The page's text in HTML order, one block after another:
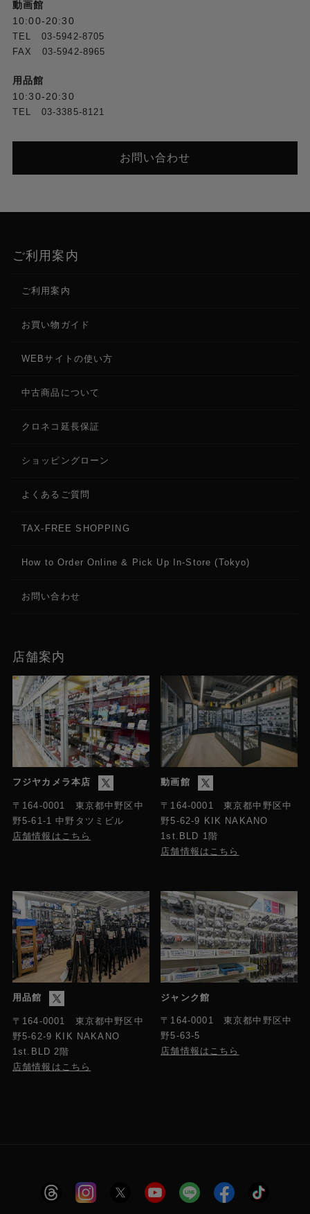
動画館
10:00-20:30
TEL 03-5942-8705
FAX 03-5942-8965
用品館
10:30-20:30
TEL 03-3385-8121
お問い合わせ
ご利用案内
ご利用案内
お買い物ガイド
WEBサイトの使い方
中古商品について
クロネコ延長保証
ショッピングローン
よくあるご質問
TAX-FREE SHOPPING
How to Order Online & Pick Up In-Store (Tokyo)
お問い合わせ
店舗案内
フジヤカメラ本店
〒164-0001 東京都中野区中
野5-61-1 中野タツミビル
店舗情報はこちら
動画館
〒164-0001 東京都中野区中
野5-62-9 KIK NAKANO
1st.BLD 1階
店舗情報はこちら
用品館
〒164-0001 東京都中野区中
野5-62-9 KIK NAKANO
1st.BLD 2階
店舗情報はこちら
ジャンク館
〒164-0001 東京都中野区中
野5-63-5
店舗情報はこちら